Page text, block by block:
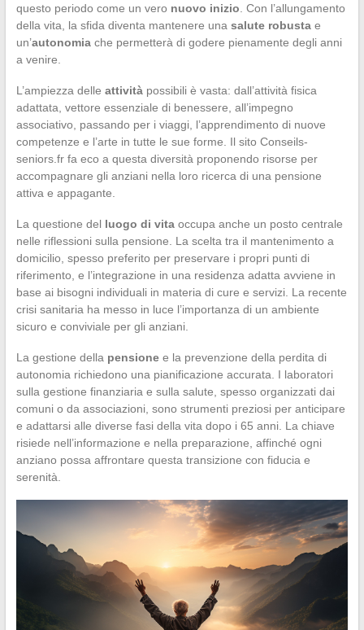
questo periodo come un vero nuovo inizio . Con l’allungamento
della vita, la sfida diventa mantenere una salute robustae
un’autonomiache permetterà di godere pienamente degli anni
a venire.
L’ampiezza delle attivitàpossibili è vasta: dall’attività fisica
adattata, vettore essenziale di benessere, all’impegno
associativo, passando per i viaggi, l’apprendimento di nuove
competenze e l’arte in tutte le sue forme. Il sito Conseils-
seniors.fr fa eco a questa diversità proponendo risorse per
accompagnare gli anziani nella loro ricerca di una pensione
attiva e appagante.
La questione del luogo di vitaoccupa anche un posto centrale
nelle riflessioni sulla pensione. La scelta tra il mantenimento a
domicilio, spesso preferito per preservare i propri punti di
riferimento, e l’integrazione in una residenza adatta avviene in
base ai bisogni individuali in materia di cure e servizi. La recente
crisi sanitaria ha messo in luce l’importanza di un ambiente
sicuro e conviviale per gli anziani.
La gestione della pensionee la prevenzione della perdita di
autonomia richiedono una pianificazione accurata. I laboratori
sulla gestione finanziaria e sulla salute, spesso organizzati dai
comuni o da associazioni, sono strumenti preziosi per anticipare
e adattarsi alle diverse fasi della vita dopo i 65 anni. La chiave
risiede nell’informazione e nella preparazione, affinché ogni
anziano possa affrontare questa transizione con fiducia e
serenità.